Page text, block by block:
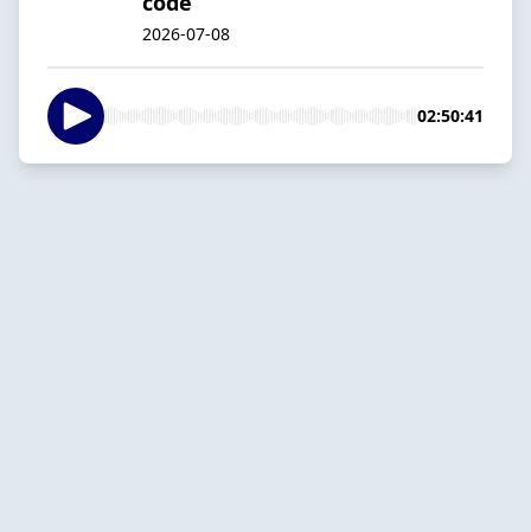
2026-07-08
02:50:41